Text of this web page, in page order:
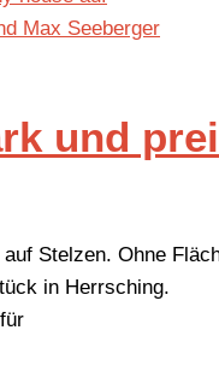
und
Stelzen. Ohne
in Herrsching.